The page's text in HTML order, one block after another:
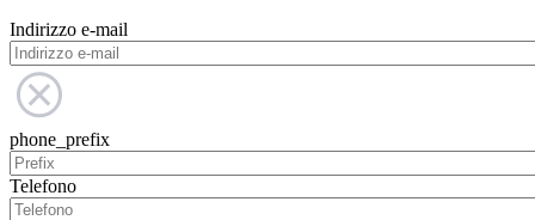
Indirizzo e-mail
phone_prefix
Telefono